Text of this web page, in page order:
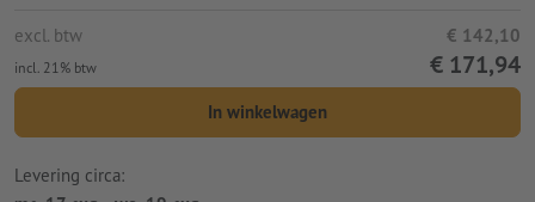
excl. btw € 142,10
incl. 21% btw € 171,94
In winkelwagen
Levering circa: